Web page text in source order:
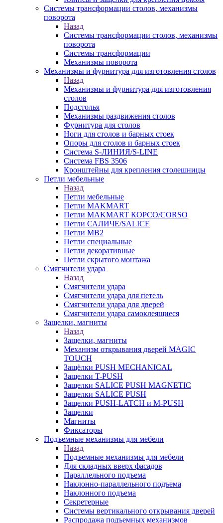
Системы трансформации столов, механизмы
поворота
Назад
Системы трансформации столов, механизмы
поворота
Системы трансформации
Механизмы поворота
Механизмы и фурнитура для изготовления столов
Назад
Механизмы и фурнитура для изготовления
столов
Подстолья
Механизмы раздвижения столов
Фурнитура для столов
Ноги для столов и барных стоек
Опоры для столов и барных стоек
Система S-ЛИНИЯ/S-LINE
Система FBS 3506
Кронштейны для крепления столешницы
Петли мебельные
Назад
Петли мебельные
Петли MAKMART
Петли MAKMART КОРСО/CORSO
Петли САЛИЧЕ/SALICE
Петли MB2
Петли специальные
Петли декоративные
Петли скрытого монтажа
Смягчители удара
Назад
Смягчители удара
Смягчители удара для петель
Смягчители удара для дверей
Cмягчители удара самоклеящиеся
Защелки, магниты
Назад
Защелки, магниты
Механизм открывания дверей MAGIC
TOUCH
Защёлки PUSH MECHANICAL
Защелки T-PUSH
Защелки SALICE PUSH MAGNETIC
Защелки SALICE PUSH
Защелки PUSH-LATCH и M-PUSH
Защелки
Магниты
Фиксаторы
Подъемные механизмы для мебели
Назад
Подъемные механизмы для мебели
Для складных вверх фасадов
Параллельного подъема
Наклонно-параллельного подъема
Наклонного подъема
Секретерные
Системы вертикального открывания дверей
Распродажа подъемных механизмов